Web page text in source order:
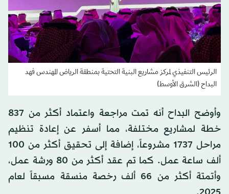
الرئيس التنفيذي لمركز مشاريع البنية التحتية بمنطقة الرياض المهندس فهد
البداح (الشرق الأوسط)
وأوضح البداح أنه تمت مراجعة واعتماد أكثر من 837
خطة لمشاريع مختلفة، مما أسفر عن إعادة تنظيم
مراحل 1737 مشروعاً، إضافة إلى تحقيق أكثر من 100
ألف ساعة عمل. كما تم عقد أكثر من 80 ورشة عمل،
وأتمتة أكثر من 66 ألف رخصة منسقة مسبقاً لعام